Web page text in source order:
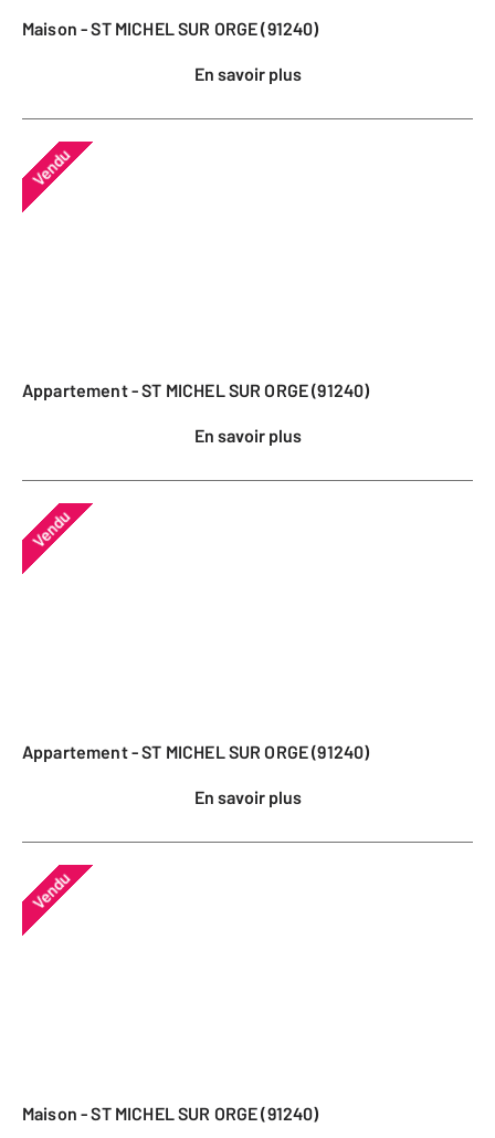
Maison - ST MICHEL SUR ORGE (91240)
En savoir plus
Vendu
Appartement - ST MICHEL SUR ORGE (91240)
En savoir plus
Vendu
Appartement - ST MICHEL SUR ORGE (91240)
En savoir plus
Vendu
Maison - ST MICHEL SUR ORGE (91240)